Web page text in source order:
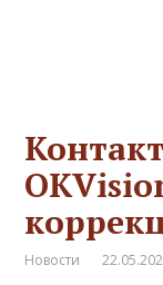
Новости